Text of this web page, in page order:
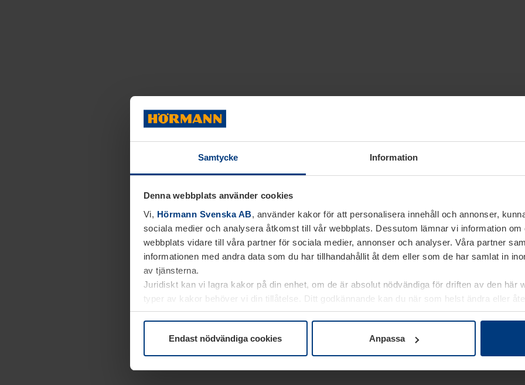
Samtycke Information
Denna webbplats använder cookies
Vi, Hörmann Svenska AB, använder kakor för att personalisera innehåll och annonser,
sociala medier och analysera åtkomst till vår webbplats. Dessutom lämnar vi information om
webbplats vidare till våra partner för sociala medier, annonser och analyser. Våra partner
informationen med andra data som du har tillhandahållit åt dem eller som de har samlat in
av tjänsterna.
Juridiskt kan vi lagra kakor på din enhet, om de är absolut nödvändiga för driften av den här
typer av kakor behöver vi din tillåtelse. Ditt godkännande kan du när som helst ändra eller
kakor underDataskyddsförklaringpå vår webbplats.
Endast nödvändiga cookies Anpassa